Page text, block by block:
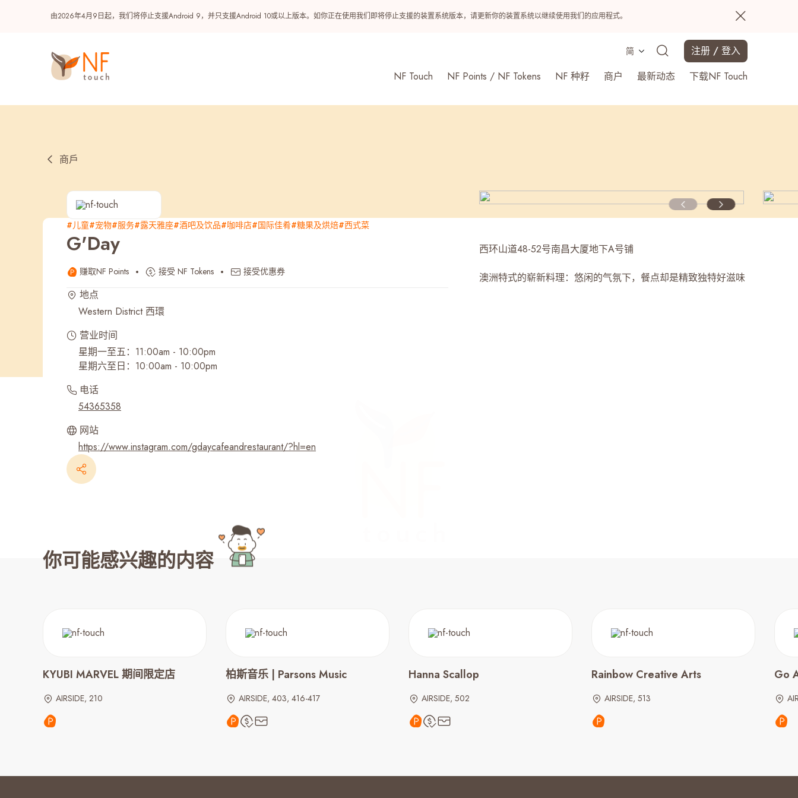
由2026年4月9日起，我们将停止支援Android 9，并只支援Android 10或以上版本。如你正在使用我们即将停止支援的装置系统版本，请更新你的装置系统以继续使用我们的应用程式。
简
注册 / 登入
NF Touch
NF Points / NF Tokens NF 种籽 商户 最新动态 下载NF Touch
热门
NF 种籽 NF Points
最近搜寻纪录
商戶
#儿童#宠物#服务#露天雅座#酒吧及饮品#咖啡店#国际佳肴#糖果及烘焙#西式菜
G'Day
赚取NF Points 接受 NF Tokens 接受优惠券
地点
Western District 西環
营业时间
星期一至五：11:00am - 10:00pm
星期六至日：10:00am - 10:00pm
电话
54365358
网站
https://www.instagram.com/gdaycafeandrestaurant/?hl=en
西环山道48-52号南昌大厦地下A号铺
澳洲特式的崭新料理：悠闲的气氛下，餐点却是精致独特好滋味
你可能感兴趣的内容
KYUBI MARVEL 期间限定店
AIRSIDE, 210
柏斯音乐 | Parsons Music
AIRSIDE, 403, 416-417
Hanna Scallop
AIRSIDE, 502
Rainbow Creative Arts
AIRSIDE, 513
Go